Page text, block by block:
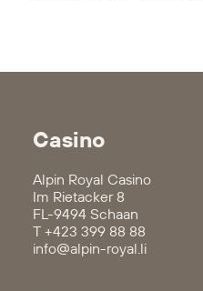
Casino
Alpin Royal Casino
Im Rietacker 8
FL-9494 Schaan
T +423 399 88 88
info@alpin-royal.li